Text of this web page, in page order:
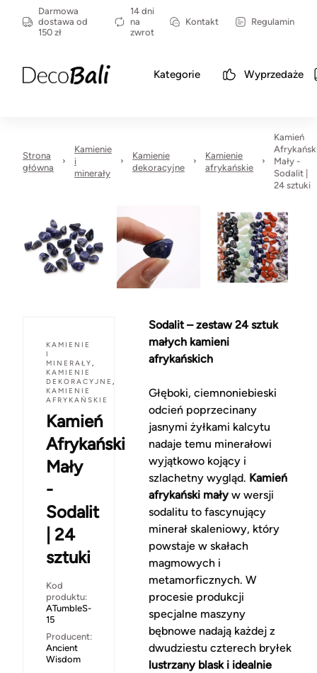
Darmowa
dostawa od
150 zł
14 dni
na
zwrot
Kontakt Regulamin
Kategorie Wyprzedaże
Strona
główna
Kamienie
i
minerały
Kamienie
dekoracyjne
Kamienie
afrykańskie
Kamień
Mały -
Sodalit |
24 sztuki
KAMIENIE
I
MINERAŁY,
KAMIENIE
DEKORACYJNE ,
KAMIENIE
AFRYKAŃSKIE
Kamień
Afrykański
Mały
-
Sodalit
| 24
sztuki
Kod
produktu:
ATumbleS-
15
Producent:
Ancient
Wisdom
Sodalit – zestaw 24 sztuk
małych kamieni
afrykańskich
Głęboki, ciemnoniebieski
odcień poprzecinany
jasnymi żyłkami kalcytu
nadaje temu minerałowi
wyjątkowo kojący i
szlachetny wygląd. Kamień
afrykański maływ wersji
sodalitu to fascynujący
minerał skaleniowy, który
powstaje w skałach
magmowych i
metamorficznych. W
procesie produkcji
specjalne maszyny
bębnowe nadają każdej z
dwudziestu czterech bryłek
lustrzany blask i idealnie